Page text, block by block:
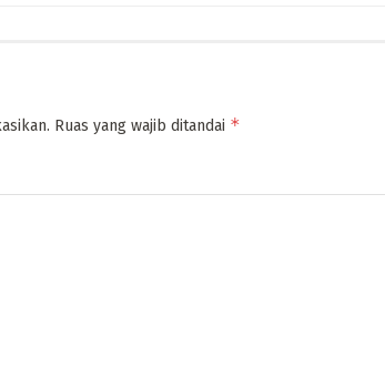
Ruas yang wajib ditandai *